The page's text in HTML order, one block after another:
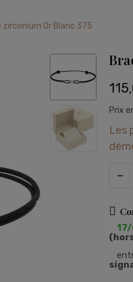
Or Blanc 375
Prix
Les